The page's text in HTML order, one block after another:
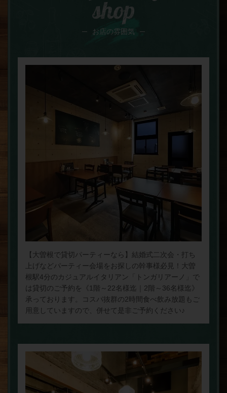
shop
お店の雰囲気
【大曽根で貸切パーティーなら】結婚式二次会・打ち
上げなどパーティー会場をお探しの幹事様必見！大曽
根駅4分のカジュアルイタリアン「トンガリアーノ」で
は貸切のご予約を《1階～22名様迄｜2階～36名様迄》
承っております。コスパ抜群の2時間食べ飲み放題もご
用意していますので、併せて是非ご予約ください♪